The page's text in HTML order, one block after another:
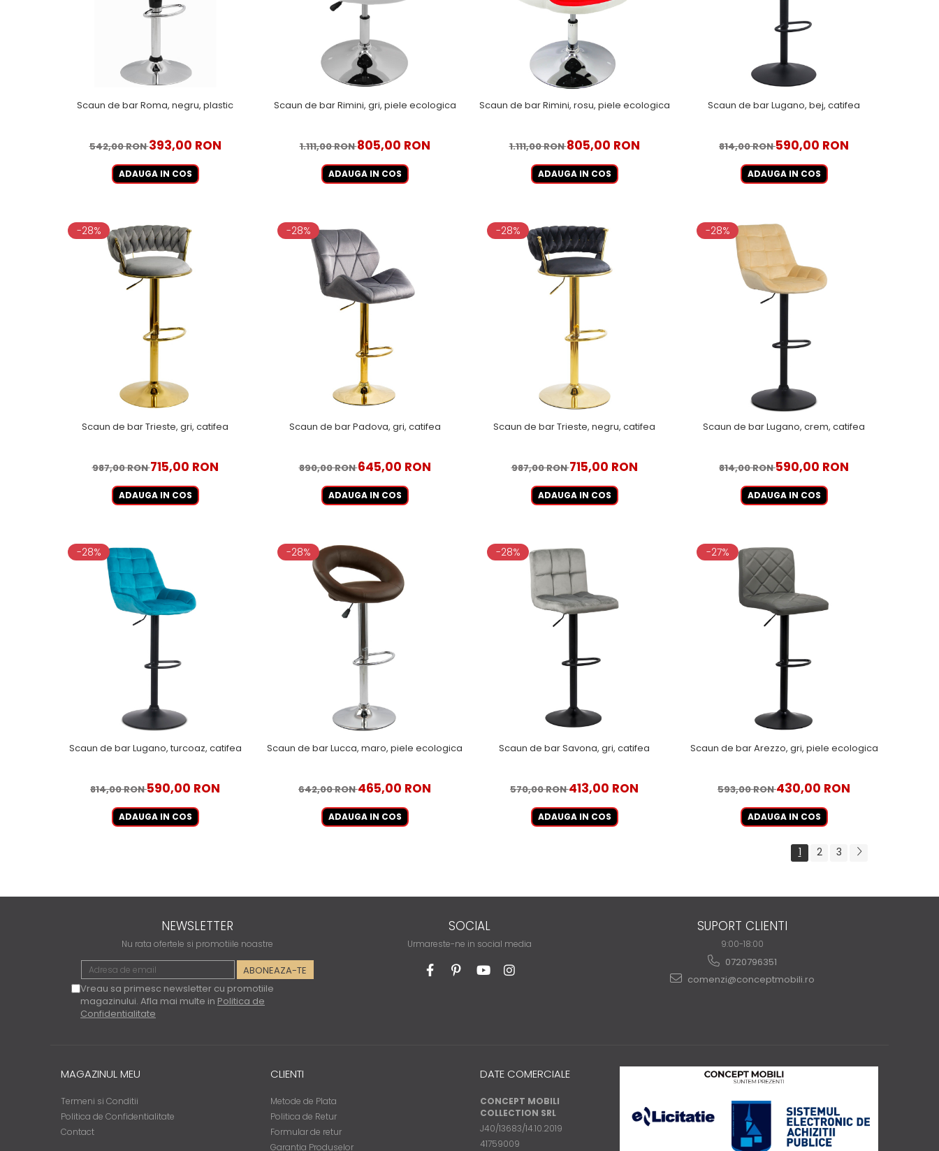
Scaun de bar Roma, negru, plastic
542,00 RON393,00 RON
ADAUGA IN COS
Scaun de bar Rimini, gri, piele ecologica
1.111,00 RON805,00 RON
ADAUGA IN COS
Scaun de bar Rimini, rosu, piele ecologica
1.111,00 RON805,00 RON
ADAUGA IN COS
Scaun de bar Lugano, bej, catifea
814,00 RON590,00 RON
ADAUGA IN COS
-28%
Scaun de bar Trieste, gri, catifea
987,00 RON715,00 RON
ADAUGA IN COS
-28%
Scaun de bar Padova, gri, catifea
890,00 RON645,00 RON
ADAUGA IN COS
-28%
Scaun de bar Trieste, negru, catifea
987,00 RON715,00 RON
ADAUGA IN COS
-28%
Scaun de bar Lugano, crem, catifea
814,00 RON590,00 RON
ADAUGA IN COS
-28%
Scaun de bar Lugano, turcoaz, catifea
814,00 RON590,00 RON
ADAUGA IN COS
-28%
Scaun de bar Lucca, maro, piele ecologica
642,00 RON465,00 RON
ADAUGA IN COS
-28%
Scaun de bar Savona, gri, catifea
570,00 RON413,00 RON
ADAUGA IN COS
-27%
Scaun de bar Arezzo, gri, piele ecologica
593,00 RON430,00 RON
ADAUGA IN COS
1 2 3
NEWSLETTER
Nu rata ofertele si promotiile noastre
Vreau sa primesc newsletter cu promotiile
magazinului. Afla mai multe in Politica de
Confidentialitate
SOCIAL
Urmareste-ne in social media
SUPORT CLIENTI
9:00-18:00
0720796351
comenzi@conceptmobili.ro
MAGAZINUL MEU
Termeni si Conditii
Politica de Confidentialitate
Contact
CLIENTI
Metode de Plata
Politica de Retur
Formular de retur
Garantia Produselor
DATE COMERCIALE
CONCEPT MOBILI
COLLECTION SRL
J40/13683/14.10.2019
41759009